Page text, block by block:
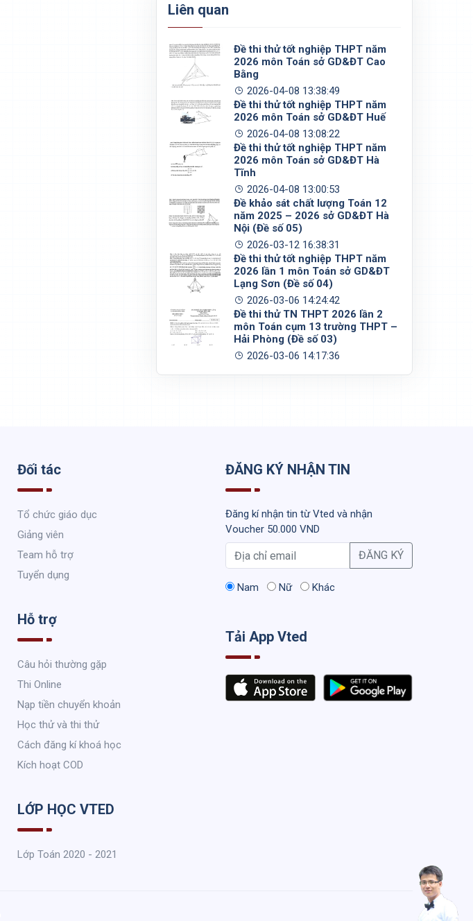
Liên quan
Đề thi thử tốt nghiệp THPT năm
2026 môn Toán sở GD&ĐT Cao
Bằng
2026-04-08 13:38:49
Đề thi thử tốt nghiệp THPT năm
2026 môn Toán sở GD&ĐT Huế
2026-04-08 13:08:22
Đề thi thử tốt nghiệp THPT năm
2026 môn Toán sở GD&ĐT Hà
Tĩnh
2026-04-08 13:00:53
Đề khảo sát chất lượng Toán 12
năm 2025 – 2026 sở GD&ĐT Hà
Nội (Đề số 05)
2026-03-12 16:38:31
Đề thi thử tốt nghiệp THPT năm
2026 lần 1 môn Toán sở GD&ĐT
Lạng Sơn (Đề số 04)
2026-03-06 14:24:42
Đề thi thử TN THPT 2026 lần 2
môn Toán cụm 13 trường THPT –
Hải Phòng (Đề số 03)
2026-03-06 14:17:36
Đối tác
Tổ chức giáo dục
Giảng viên
Team hỗ trợ
Tuyển dụng
Hỗ trợ
Câu hỏi thường gặp
Thi Online
Nạp tiền chuyển khoản
Học thử và thi thử
Cách đăng kí khoá học
Kích hoạt COD
LỚP HỌC VTED
Lớp Toán 2020 - 2021
ĐĂNG KÝ NHẬN TIN
Đăng kí nhận tin từ Vted và nhận
Voucher 50.000 VND
ĐĂNG KÝ
Nam Nữ Khác
Tải App Vted